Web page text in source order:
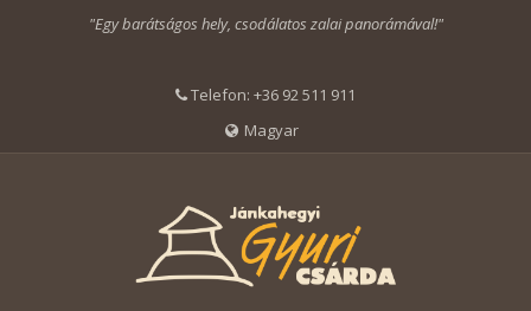
"Egy barátságos hely, csodálatos zalai panorámával!"
Telefon: +36 92 511 911
Magyar